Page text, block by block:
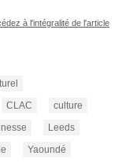
à l'intégralité de l'article
CLAC
culture
Leeds
Yaoundé